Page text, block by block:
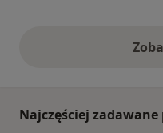
Najczęściej